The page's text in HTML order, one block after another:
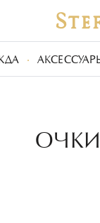
ОЧКИ